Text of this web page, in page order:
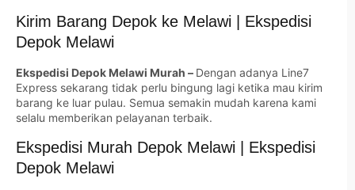
Kirim Barang Depok ke Melawi | Ekspedisi
Depok Melawi
Ekspedisi Depok Melawi Murah – Dengan adanya Line7
Express sekarang tidak perlu bingung lagi ketika mau kirim
barang ke luar pulau. Semua semakin mudah karena kami
selalu memberikan pelayanan terbaik.
Ekspedisi Murah Depok Melawi | Ekspedisi
Depok Melawi